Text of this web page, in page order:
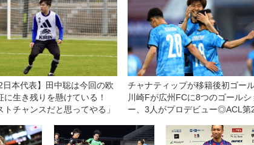
日本代表】田中聡は今回の欧
に生き残りを懸けている！
トチャンスだと思ってやる」
チャナティップが移籍後初ゴール
川崎Fが広州FCに8つのゴールシ
ー、3人がプロデビュー◎ACL第